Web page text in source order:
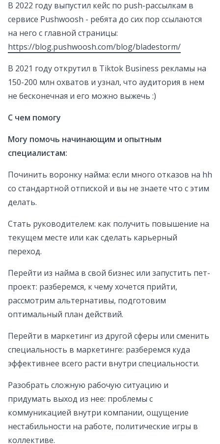
В 2022 году выпустил кейс по push-рассылкам в
сервисе Pushwoosh - ребята до сих пор ссылаются
на него с главной страницы:
https://blog.pushwoosh.com/blog/bladestorm/
В 2021 году открутил в Tiktok Business рекламы на
150-200 млн охватов и узнал, что аудитория в нем
не бесконечная и его можно выжечь :)
С чем помогу
Могу помочь начинающим и опытным
специалистам:
Починить воронку найма: если много отказов на hh
со стандартной отпиской и вы не знаете что с этим
делать.
Стать руководителем: как получить повышение на
текущем месте или как сделать карьерный
переход.
Перейти из найма в свой бизнес или запустить пет-
проект: разберемся, к чему хочется прийти,
рассмотрим альтернативы, подготовим
оптимальный план действий.
Перейти в маркетинг из другой сферы или сменить
специальность в маркетинге: разберемся куда
эффективнее всего расти внутри специальности.
Разобрать сложную рабочую ситуацию и
придумать выход из нее: проблемы с
коммуникацией внутри компании, ощущение
нестабильности на работе, политические игры в
коллективе.